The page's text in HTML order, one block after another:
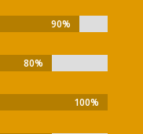
90%
90%
80%
80%
100%
100%